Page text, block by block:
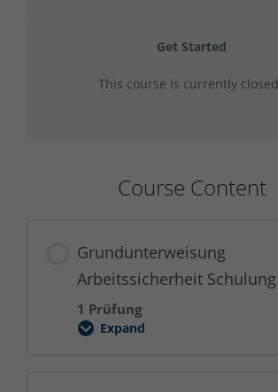
Get Started
This course is currently closed
Course Content
Grundunterweisung
Arbeitssicherheit Schulung
1 Prüfung
Expand
Grundunterweisung